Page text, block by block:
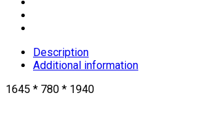
Description
Additional information
1645 * 780 * 1940